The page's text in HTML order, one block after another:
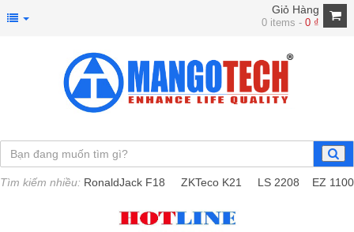
Giỏ Hàng
0 items -0 ₫
Tìm kiếm nhiều: RonaldJack F18 ZKTeco K21 LS 2208 EZ 1100